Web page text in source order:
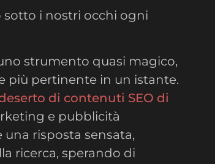
sotto i nostri occhi ogni
strumento quasi magico,
più pertinente in un istante.
di contenuti SEO di
e pubblicità
una risposta sensata,
ricerca, sperando di